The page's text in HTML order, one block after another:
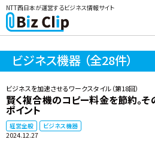
NTT西日本が運営するビジネス情報サイト
ビジネス機器 （全28件）
ビジネスを加速させるワークスタイル（第18回）
賢く複合機のコピー料金を節約。そ
ポイント
経営全般 ビジネス機器
2024.12.27